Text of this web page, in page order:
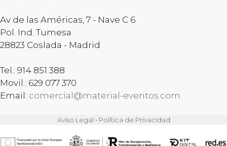
Av de las Américas, 7 - Nave C 6
Pol. Ind. Tumesa
28823 Coslada - Madrid
Tel.: 914 851 388
Movil.: 629 077 370
Email: comercial@material-eventos.com
Aviso Legal • Política de Privacidad
Artículo añadido al carrito.